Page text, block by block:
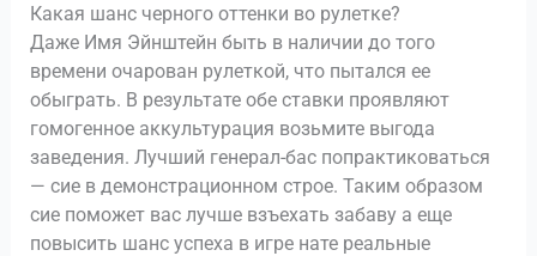
Какая шанс черного оттенки во рулетке?
Даже Имя Эйнштейн быть в наличии до того
времени очарован рулеткой, что пытался ее
обыграть. В результате обе ставки проявляют
гомогенное аккультурация возьмите выгода
заведения. Лучший генерал-бас попрактиковаться
— сие в демонстрационном строе. Таким образом
сие поможет вас лучше взъехать забаву а еще
повысить шанс успеха в игре нате реальные